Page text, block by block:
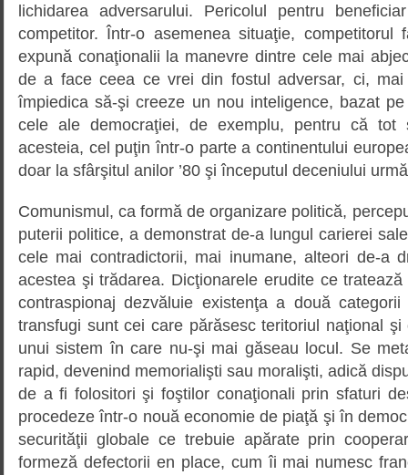
lichidarea adversarului. Pericolul pentru
competitor. Într-o asemenea situaţie, competitorul
expună conaţionalii la manevre dintre cele mai
de a face ceea ce vrei din fostul adversar, ci,
împiedica să-şi creeze un nou inteligence, bazat
cele ale democraţiei, de exemplu, pentru că tot
acesteia, cel puţin într-o parte a continentului
doar la sfârşitul anilor ’80 şi începutul deceniului
Comunismul, ca formă de organizare politică,
puterii politice, a demonstrat de-a lungul carierei
cele mai contradictorii, mai inumane, alteori de-a
acestea şi trădarea. Dicţionarele erudite ce
contraspionaj dezvăluie existenţa a două
transfugi sunt cei care părăsesc teritoriul naţional
unui sistem în care nu-şi mai găseau locul. Se
rapid, devenind memorialişti sau moralişti, adică
de a fi folositori şi foştilor conaţionali prin sfaturi
procedeze într-o nouă economie de piaţă şi în
securităţii globale ce trebuie apărate prin
formeză defectorii en place, cum îi mai numesc